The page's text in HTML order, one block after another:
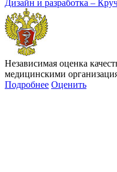
Дизайн и разработка –
Независимая оценка
медицинскими
Подробнее Оценить